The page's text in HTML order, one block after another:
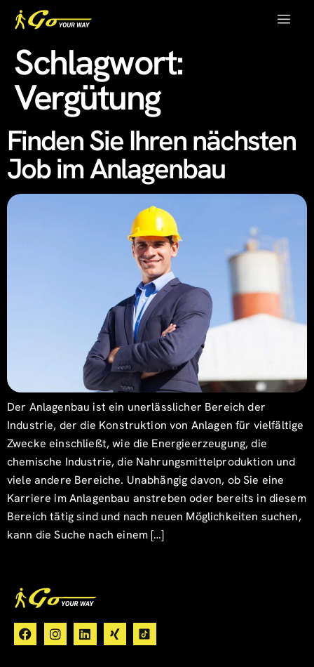
Schlagwort:
Vergütung
Finden Sie Ihren nächsten
Job im Anlagenbau
Der Anlagenbau ist ein unerlässlicher Bereich der
Industrie, der die Konstruktion von Anlagen für vielfältige
Zwecke einschließt, wie die Energieerzeugung, die
chemische Industrie, die Nahrungsmittelproduktion und
viele andere Bereiche. Unabhängig davon, ob Sie eine
Karriere im Anlagenbau anstreben oder bereits in diesem
Bereich tätig sind und nach neuen Möglichkeiten suchen,
kann die Suche nach einem […]